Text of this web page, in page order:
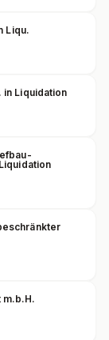
Liqu.
in Liquidation
m.b.H.